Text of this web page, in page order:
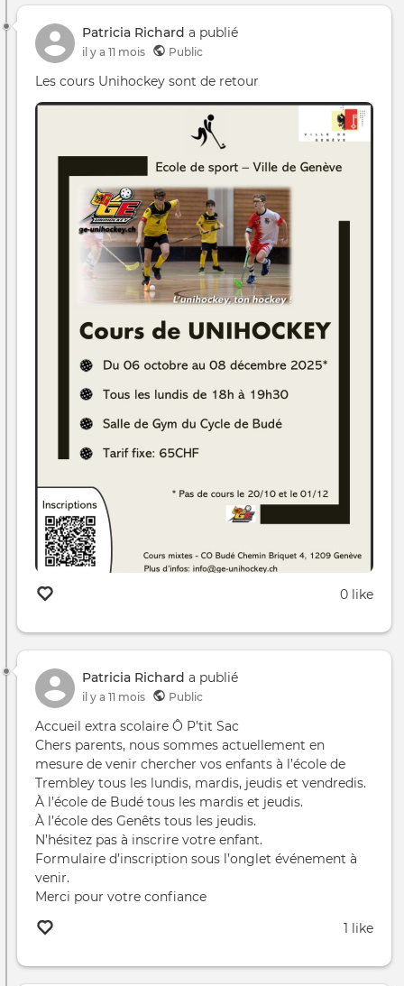
Patricia Richard a publié
il y a 11 mois Public
Les cours Unihockey sont de retour
0 like
Patricia Richard a publié
il y a 11 mois Public
Accueil extra scolaire Ô P’tit Sac
Chers parents, nous sommes actuellement en
mesure de venir chercher vos enfants à l’école de
Trembley tous les lundis, mardis, jeudis et vendredis.
À l’école de Budé tous les mardis et jeudis.
À l’école des Genêts tous les jeudis.
N’hésitez pas à inscrire votre enfant.
Formulaire d’inscription sous l’onglet événement à
venir.
Merci pour votre confiance
1 like